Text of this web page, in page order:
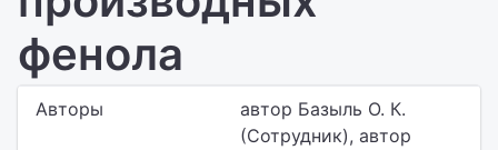
фенола
Авторы
автор Базыль О. К.
(Сотрудник), автор